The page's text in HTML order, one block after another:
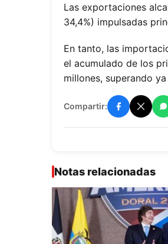
Las exportaciones
34,4%) impulsadas
En tanto, las
el acumulado de los
millones, superando
Compartir:
Notas relacionadas